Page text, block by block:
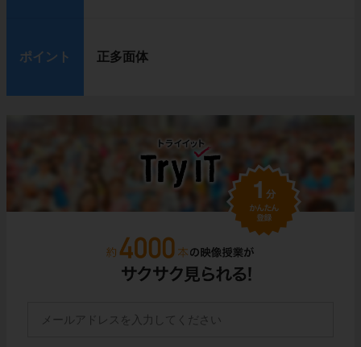
ポイント 正多面体